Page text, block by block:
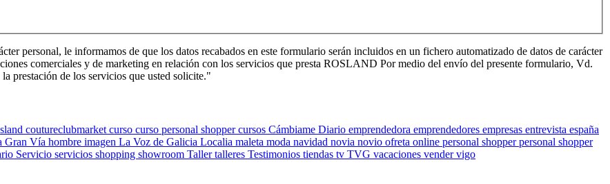
personal, le informamos de que los datos recabados en este formulario serán incluidos en un fichero automatizado de datos de carácter
comerciales y de marketing en relación con los servicios que presta ROSLAND Por medio del envío del presente formulario, Vd.
prestación de los servicios que usted solicite."
coutureclubmarket curso curso personal shoppercursos Cámbiame Diario emprendedora emprendedores empresas entrevista españa
Gran Vía hombre imagen La Voz de Galicia Localia maleta moda navidad novia novio ofreta online personal shopperpersonal shopper
Servicio servicios shopping showroom Tallertalleres Testimonios tiendas tv TVG vacaciones vendervigo